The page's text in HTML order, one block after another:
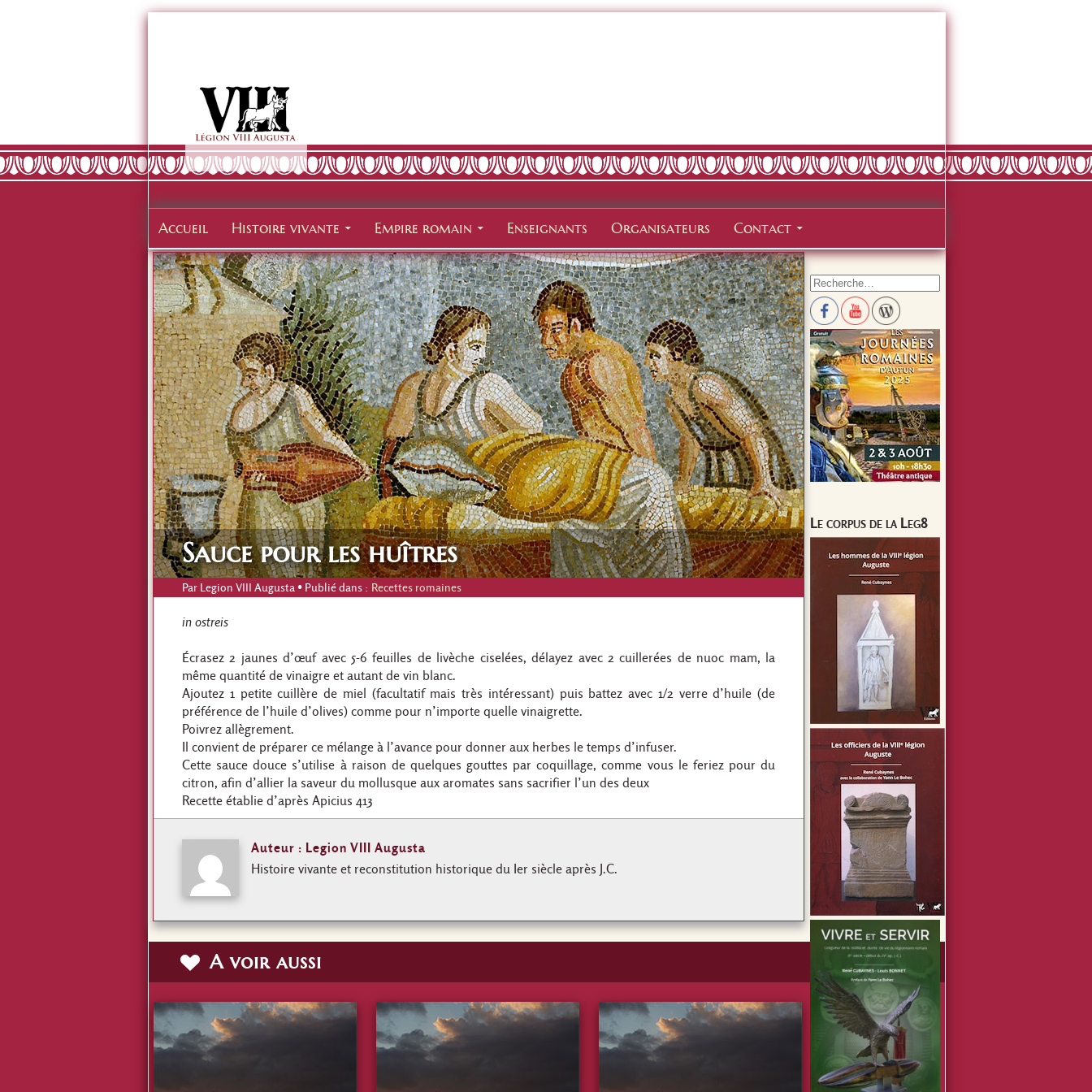
Accueil Histoire vivante Empire romain Enseignants Organisateurs Contact
Sauce pour les huîtres
Par Legion VIII Augusta • Publié dans : Recettes romaines
in ostreis
Écrasez 2 jaunes d’œuf avec 5-6 feuilles de livèche ciselées, délayez avec 2 cuillerées de nuoc mam, la
même quantité de vinaigre et autant de vin blanc.
Ajoutez 1 petite cuillère de miel (facultatif mais très intéressant) puis battez avec 1/2 verre d’huile (de
préférence de l’huile d’olives) comme pour n’importe quelle vinaigrette.
Poivrez allègrement.
Il convient de préparer ce mélange à l’avance pour donner aux herbes le temps d’infuser.
Cette sauce douce s’utilise à raison de quelques gouttes par coquillage, comme vous le feriez pour du
citron, afin d’allier la saveur du mollusque aux aromates sans sacrifier l’un des deux
Recette établie d’après Apicius 413
Auteur : Legion VIII Augusta
Histoire vivante et reconstitution historique du Ier siècle après J.C.
Le corpus de la Leg8
A voir aussi